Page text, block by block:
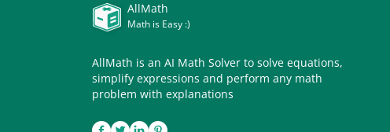
AllMath
Math is Easy :)
AllMath is an AI Math Solver to solve equations,
simplify expressions and perform any math
problem with explanations